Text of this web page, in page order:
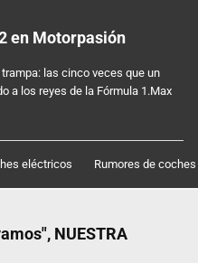
en Motorpasión
las cinco veces que un
a los reyes de la Fórmula 1.Max
eléctricos Rumores de coches
NUESTRA